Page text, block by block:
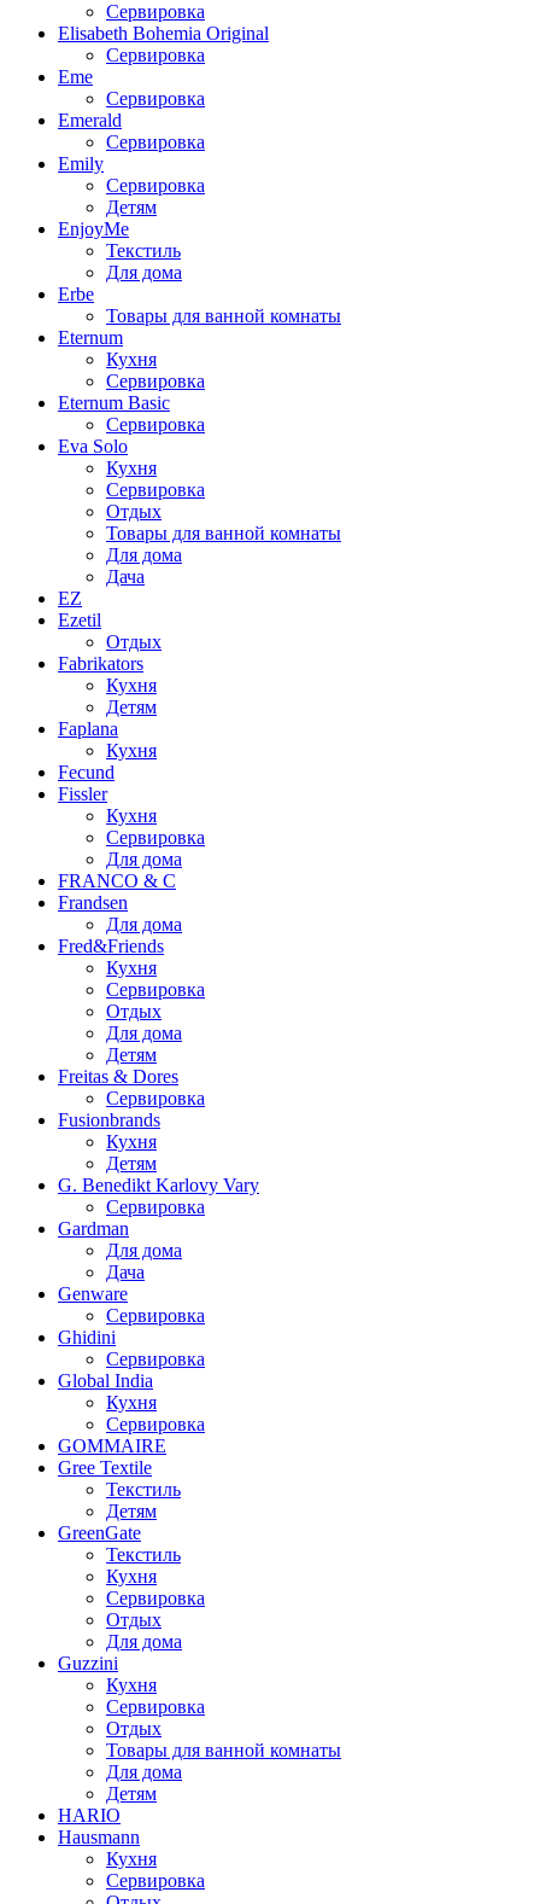
Сервировка
Elisabeth Bohemia Original
Сервировка
Eme
Сервировка
Emerald
Сервировка
Emily
Сервировка
Детям
EnjoyMe
Текстиль
Для дома
Erbe
Товары для ванной комнаты
Eternum
Кухня
Сервировка
Eternum Basic
Сервировка
Eva Solo
Кухня
Сервировка
Отдых
Товары для ванной комнаты
Для дома
Дача
EZ
Ezetil
Отдых
Fabrikators
Кухня
Детям
Faplana
Кухня
Fecund
Fissler
Кухня
Сервировка
Для дома
FRANCO & C
Frandsen
Для дома
Fred&Friends
Кухня
Сервировка
Отдых
Для дома
Детям
Freitas & Dores
Сервировка
Fusionbrands
Кухня
Детям
G. Benedikt Karlovy Vary
Сервировка
Gardman
Для дома
Дача
Genware
Сервировка
Ghidini
Сервировка
Global India
Кухня
Сервировка
GOMMAIRE
Gree Textile
Текстиль
Детям
GreenGate
Текстиль
Кухня
Сервировка
Отдых
Для дома
Guzzini
Кухня
Сервировка
Отдых
Товары для ванной комнаты
Для дома
Детям
HARIO
Hausmann
Кухня
Сервировка